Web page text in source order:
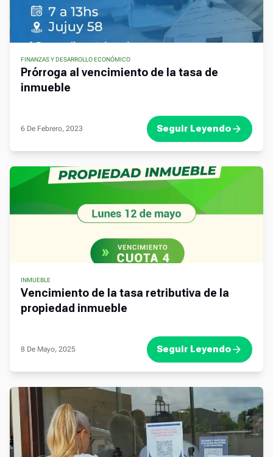
FINANZAS Y DESARROLLO ECONÓMICO
Prórroga al vencimiento de la tasa de
inmueble
6 De Febrero, 2023 Seguir Leyendo
INMUEBLE
Vencimiento de la tasa retributiva de la
propiedad inmueble
8 De Mayo, 2025 Seguir Leyendo